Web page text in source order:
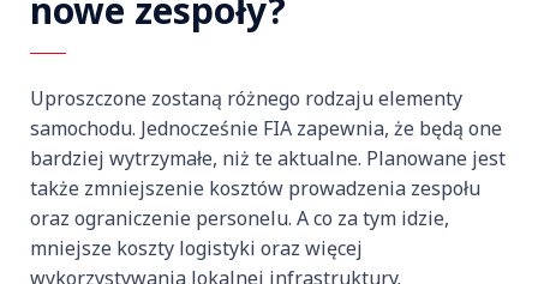
nowe zespoły?
Uproszczone zostaną różnego rodzaju elementy
samochodu. Jednocześnie FIA zapewnia, że będą one
bardziej wytrzymałe, niż te aktualne. Planowane jest
także zmniejszenie kosztów prowadzenia zespołu
oraz ograniczenie personelu. A co za tym idzie,
mniejsze koszty logistyki oraz więcej
wykorzystywania lokalnej infrastruktury.